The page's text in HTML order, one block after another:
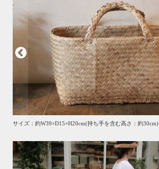
サイズ：約W39×D15×H20cm(持ち手を含む高さ：約30cm)